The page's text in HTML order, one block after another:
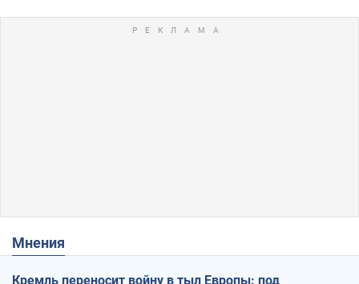
Мнения
Кремль переносит войну в тыл Европы: под